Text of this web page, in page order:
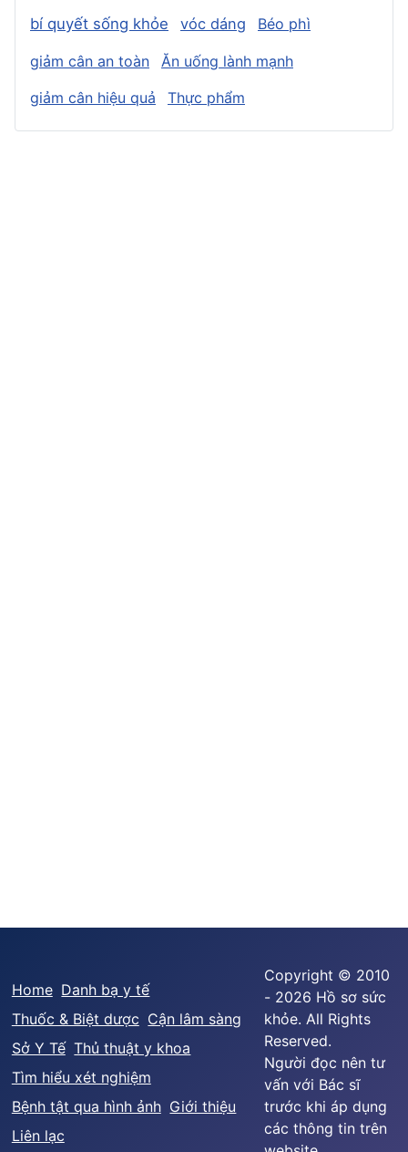
bí quyết sống khỏe vóc dáng Béo phì
giảm cân an toàn
Ăn uống lành mạnh
giảm cân hiệu quả
Thực phẩm
Home Danh bạ y tế
Thuốc & Biệt dược Cận lâm sàng
Sở Y Tế Thủ thuật y khoa
Tìm hiểu xét nghiệm
Bệnh tật qua hình ảnh Giới thiệu
Liên lạc
Copyright © 2010
- 2026 Hồ sơ sức
khỏe. All Rights
Reserved.
Người đọc nên tư
vấn với Bác sĩ
trước khi áp dụng
các thông tin trên